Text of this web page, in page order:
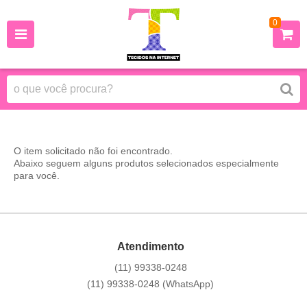
0
O item solicitado não foi encontrado.
Abaixo seguem alguns produtos selecionados especialmente
para você.
Atendimento
(11) 99338-0248
(11) 99338-0248 (WhatsApp)